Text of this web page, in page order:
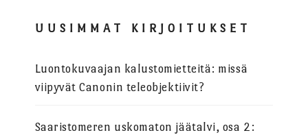
UUSIMMAT KIRJOITUKSET
Luontokuvaajan kalustomietteitä: missä
viipyvät Canonin teleobjektiivit?
Saaristomeren uskomaton jäätalvi, osa 2: